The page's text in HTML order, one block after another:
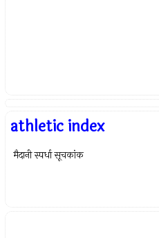
athletic index
मैदानी स्पर्धा सूचकांक